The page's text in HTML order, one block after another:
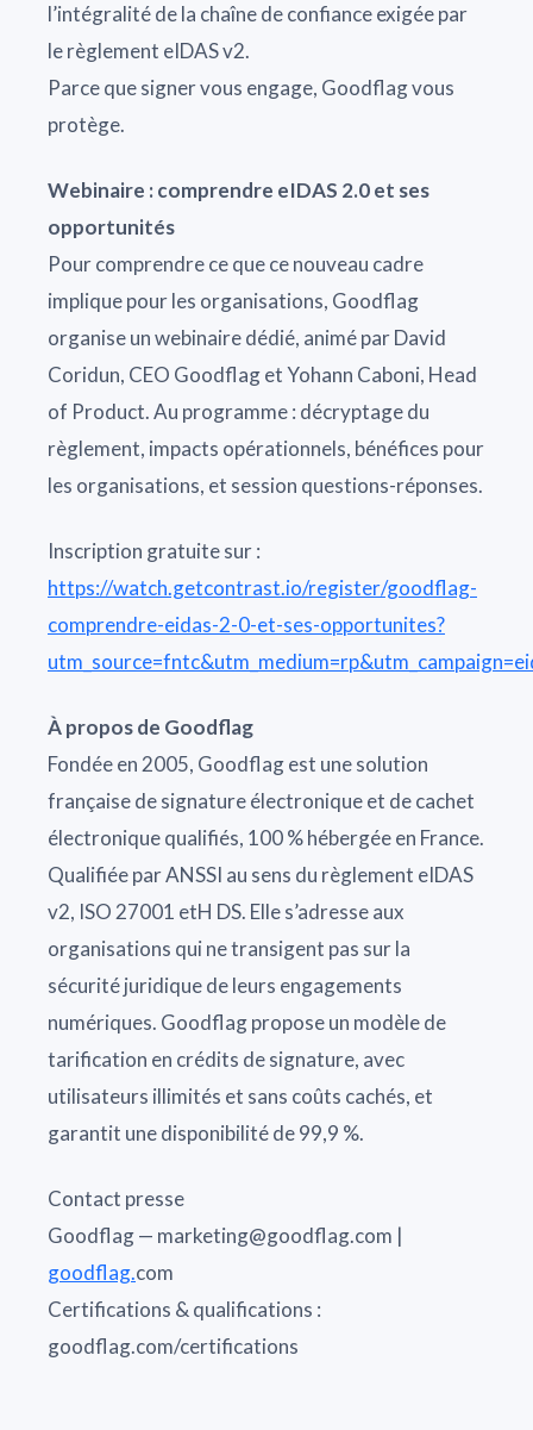
l’intégralité de la chaîne de confiance exigée par
le règlement eIDAS v2.
Parce que signer vous engage, Goodflag vous
protège.
Webinaire : comprendre eIDAS 2.0 et ses
opportunités
Pour comprendre ce que ce nouveau cadre
implique pour les organisations, Goodflag
organise un webinaire dédié, animé par David
Coridun, CEO Goodflag et Yohann Caboni, Head
of Product. Au programme : décryptage du
règlement, impacts opérationnels, bénéfices pour
les organisations, et session questions-réponses.
Inscription gratuite sur :
https://watch.getcontrast.io/register/goodflag-
comprendre-eidas-2-0-et-ses-opportunites?
À propos de Goodflag
Fondée en 2005, Goodflag est une solution
française de signature électronique et de cachet
électronique qualifiés, 100 % hébergée en France.
Qualifiée par ANSSI au sens du règlement eIDAS
v2, ISO 27001 etH DS. Elle s’adresse aux
organisations qui ne transigent pas sur la
sécurité juridique de leurs engagements
numériques. Goodflag propose un modèle de
tarification en crédits de signature, avec
utilisateurs illimités et sans coûts cachés, et
garantit une disponibilité de 99,9 %.
Contact presse
Goodflag — marketing@goodflag.com |
goodflag.com
Certifications & qualifications :
goodflag.com/certifications